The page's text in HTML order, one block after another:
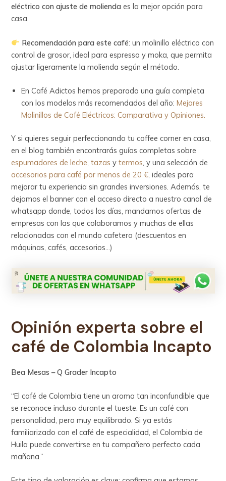
eléctrico con ajuste de molienda es la mejor opción para
casa.
Recomendación para este café: un molinillo eléctrico con
control de grosor, ideal para espresso y moka, que permita
ajustar ligeramente la molienda según el método.
En Café Adictos hemos preparado una guía completa
con los modelos más recomendados del año:Mejores
Molinillos de Café Eléctricos: Comparativa y Opiniones.
Y si quieres seguir perfeccionando tu coffee corner en casa,
en el blog también encontrarás guías completas sobre
espumadores de leche,tazasytermos, y una selección de
accesorios para café por menos de 20 €, ideales para
mejorar tu experiencia sin grandes inversiones. Además, te
dejamos el banner con el acceso directo a nuestro canal de
whatsapp donde, todos los días, mandamos ofertas de
empresas con las que colaboramos y muchas de ellas
relacionadas con el mundo cafetero (descuentos en
máquinas, cafés, accesorios…)
Opinión experta sobre el
café de Colombia Incapto
Bea Mesas – Q Grader Incapto
“El café de Colombia tiene un aroma tan inconfundible que
se reconoce incluso durante el tueste. Es un café con
personalidad, pero muy equilibrado. Si ya estás
familiarizado con el café de especialidad, el Colombia de
Huila puede convertirse en tu compañero perfecto cada
mañana.”